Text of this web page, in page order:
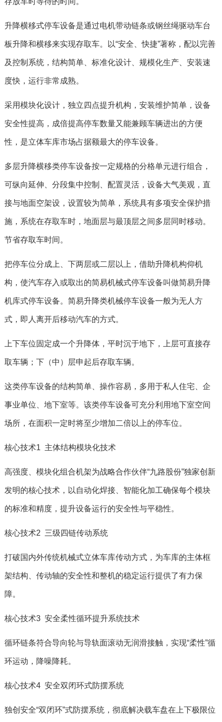
升降横移式停车设备是通过电机带动链条或钢丝绳驱动车台
板升降和横移来实现存取车。以“安全、快捷”著称，配以完善
及控制系统，结构简单、标准化设计、规模化生产、安装速
度快，运行非常成熟。
采用模块化设计，独立四点提升机构，安装维护简单，设备
安全性提高，成倍提高停车数量又能兼顾车辆进出的方便
性，是立体车库市场占据额最大的停车设备。
多层升降横移类停车设备按一定规格的分格单元进行组合，
可纵向延伸、分段集中控制、配置灵活，设备大气美观，直
接与地面空架设，设置较为简单，系统具有多项安全保护措
施，系统在存取车时，地面层与最顶层之间多层同时移动。
节省存取车时间。
把停车位分成上、下两层或二层以上，借助升降机构仰机
构，使汽车存入或取出的简易机械式停车设备叫做简易升降
机库式停车设备。简易升降类机械停车设备一般为无人方
式，即人离开后移动汽车的方式。
上下车位固定成一个升降体，平时沉于地下，上层可直接存
取车辆；下（中）层申起后存取车辆。
这类停车设备的结构简单、操作容易，多用于私人住宅、企
事业单位、地下室等。该类停车设备可充分利用地下室空间
场所，在面积一定时将至少增加二倍以上的停车位。
核心技术1 主体结构模块化技术
高强度、模块化组合机架为战略合作伙伴“九路股份”独家创新
发明的核心技术，以自动化焊接、智能化加工确保每个模块
的标准和精度，提升设备运行的安全性与平稳性。
核心技术2 三级四链传动系统
打破国内外传统机械式立体车库传动方式，为车库的主体框
架结构、传动轴的安全性和整机的稳定运行提供了有力保
障。
核心技术3 安全柔性循环提升系统技术
循环链条符合导向轮与导轨面滚动无润滑接触，实现“柔性”循
环运动，降噪降耗。
核心技术4 安全双闭环式防摆系统
独创安全“双闭环”式防摆系统，彻底解决载车盘在上下极限位